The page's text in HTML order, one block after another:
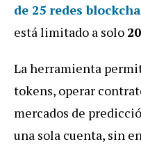
de 25 redes
está limitado a solo
La herramienta
tokens, operar
mercados de
una sola cuenta, sin